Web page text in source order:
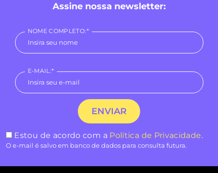
Assine nossa newsletter:
NOME COMPLETO:*
E-MAIL:*
Estou de acordo com a Política de Privacidade.
O e-mail é salvo em banco de dados para consulta futura.